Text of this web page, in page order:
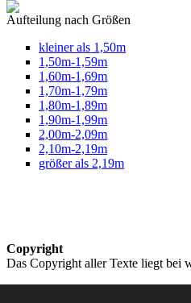
Aufteilung nach Größen
kleiner als 1,50m
1,50m-1,59m
1,60m-1,69m
1,70m-1,79m
1,80m-1,89m
1,90m-1,99m
2,00m-2,09m
2,10m-2,19m
größer als 2,19m
Copyright
Das Copyright aller Texte liegt bei